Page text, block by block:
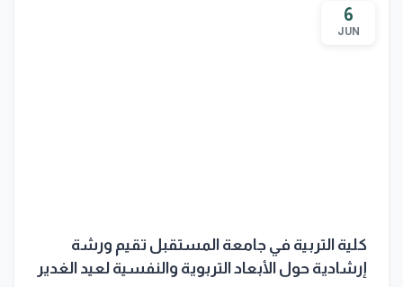
6
JUN
كلية التربية في جامعة المستقبل تقيم ورشة
إرشادية حول الأبعاد التربوية والنفسية لعيد الغدير